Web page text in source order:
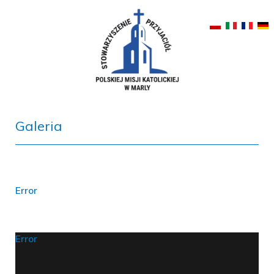
Galeria
Error
Error